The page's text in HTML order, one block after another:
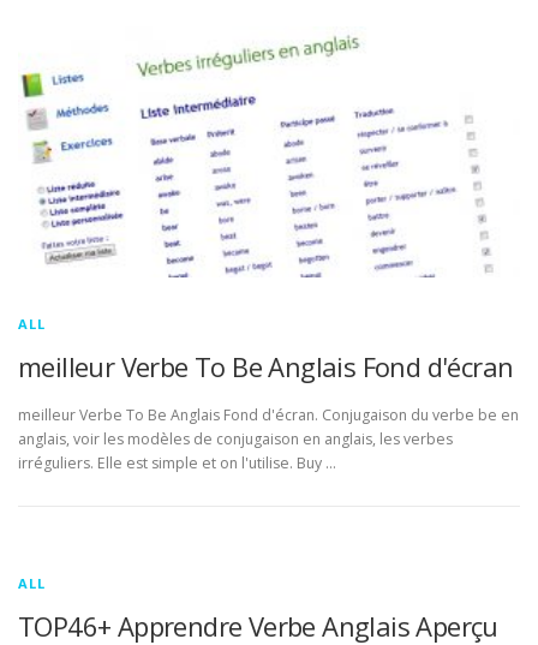
ALL
meilleur Verbe To Be Anglais Fond d'écran
meilleur Verbe To Be Anglais Fond d'écran. Conjugaison du verbe be en
anglais, voir les modèles de conjugaison en anglais, les verbes
irréguliers. Elle est simple et on l'utilise. Buy …
ALL
TOP46+ Apprendre Verbe Anglais Aperçu